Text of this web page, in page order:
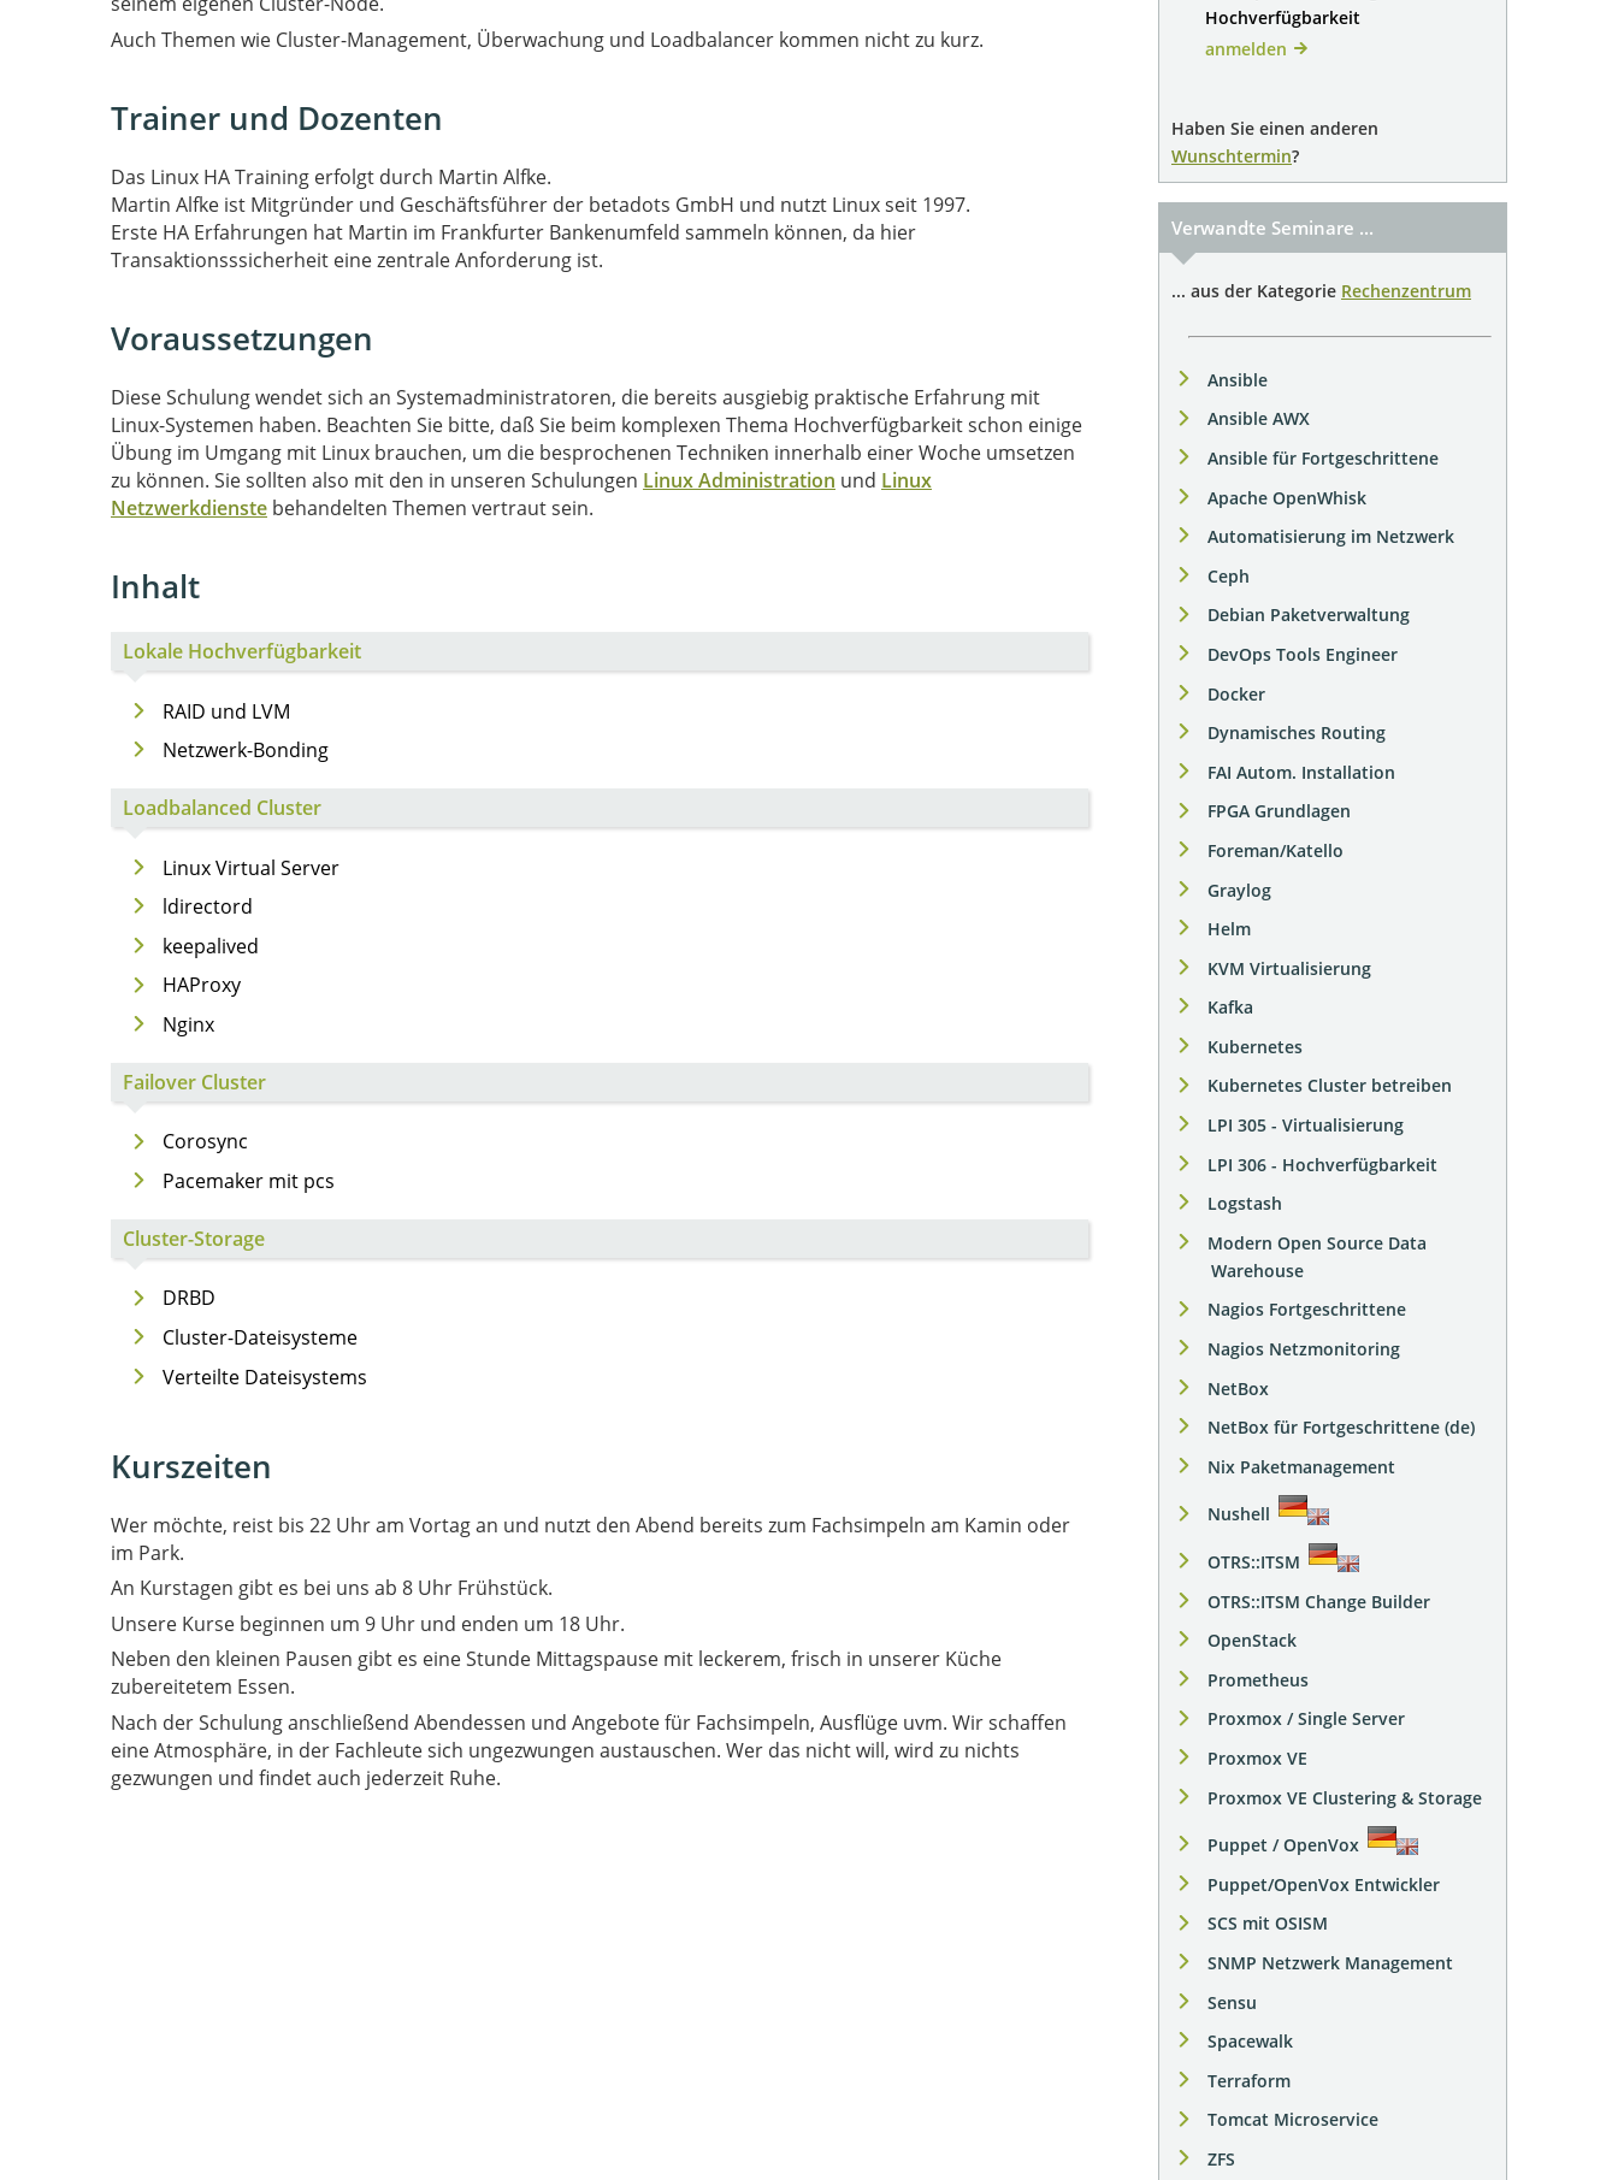
Auch Themen wie Cluster-Management, Überwachung und Loadbalancer kommen nicht zu kurz.
Trainer und Dozenten
Das Linux HA Training erfolgt durch Martin Alfke.
Martin Alfke ist Mitgründer und Geschäftsführer der betadots GmbH und nutzt Linux seit 1997.
Erste HA Erfahrungen hat Martin im Frankfurter Bankenumfeld sammeln können, da hier
Transaktionsssicherheit eine zentrale Anforderung ist.
Voraussetzungen
Diese Schulung wendet sich an Systemadministratoren, die bereits ausgiebig praktische Erfahrung mit
Linux-Systemen haben. Beachten Sie bitte, daß Sie beim komplexen Thema Hochverfügbarkeit schon einige
Übung im Umgang mit Linux brauchen, um die besprochenen Techniken innerhalb einer Woche umsetzen
zu können. Sie sollten also mit den in unseren Schulungen Linux Administration und Linux
Netzwerkdienste behandelten Themen vertraut sein.
Inhalt
Lokale Hochverfügbarkeit
RAID und LVM
Netzwerk-Bonding
Loadbalanced Cluster
Linux Virtual Server
ldirectord
keepalived
HAProxy
Nginx
Failover Cluster
Corosync
Pacemaker mit pcs
Cluster-Storage
DRBD
Cluster-Dateisysteme
Verteilte Dateisystems
Kurszeiten
Wer möchte, reist bis 22 Uhr am Vortag an und nutzt den Abend bereits zum Fachsimpeln am Kamin oder
im Park.
An Kurstagen gibt es bei uns ab 8 Uhr Frühstück.
Unsere Kurse beginnen um 9 Uhr und enden um 18 Uhr.
Neben den kleinen Pausen gibt es eine Stunde Mittagspause mit leckerem, frisch in unserer Küche
zubereitetem Essen.
Nach der Schulung anschließend Abendessen und Angebote für Fachsimpeln, Ausflüge uvm. Wir schaffen
eine Atmosphäre, in der Fachleute sich ungezwungen austauschen. Wer das nicht will, wird zu nichts
gezwungen und findet auch jederzeit Ruhe.
Hochverfügbarkeit
anmelden
Haben Sie einen anderen
Wunschtermin?
Verwandte Seminare ...
... aus der Kategorie Rechenzentrum
Ansible
Ansible AWX
Ansible für Fortgeschrittene
Apache OpenWhisk
Automatisierung im Netzwerk
Ceph
Debian Paketverwaltung
DevOps Tools Engineer
Docker
Dynamisches Routing
FAI Autom. Installation
FPGA Grundlagen
Foreman/Katello
Graylog
Helm
KVM Virtualisierung
Kafka
Kubernetes
Kubernetes Cluster betreiben
LPI 305 - Virtualisierung
LPI 306 - Hochverfügbarkeit
Logstash
Modern Open Source Data
Warehouse
Nagios Fortgeschrittene
Nagios Netzmonitoring
NetBox
NetBox für Fortgeschrittene (de)
Nix Paketmanagement
Nushell
OTRS::ITSM
OTRS::ITSM Change Builder
OpenStack
Prometheus
Proxmox / Single Server
Proxmox VE
Proxmox VE Clustering & Storage
Puppet / OpenVox
Puppet/OpenVox Entwickler
SCS mit OSISM
SNMP Netzwerk Management
Sensu
Spacewalk
Terraform
Tomcat Microservice
ZFS